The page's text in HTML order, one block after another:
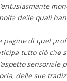
delle quali
pagine di quel
tutto ciò che
delle sue